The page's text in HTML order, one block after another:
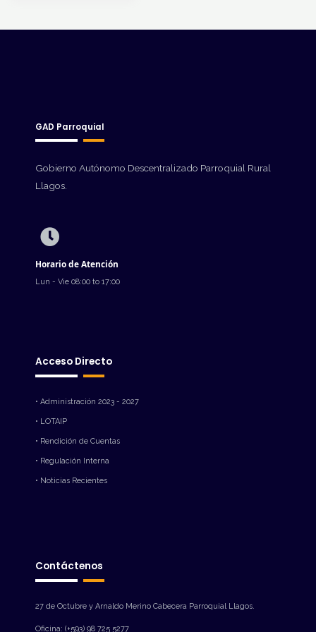
GAD Parroquial
Gobierno Autónomo Descentralizado Parroquial Rural
Llagos.
Horario de Atención
Lun - Vie 08:00 to 17:00
Acceso Directo
• Administración 2023 - 2027
• LOTAIP
• Rendición de Cuentas
• Regulación Interna
• Noticias Recientes
Contáctenos
27 de Octubre y Arnaldo Merino Cabecera Parroquial Llagos.
Oficina: (+593) 98 725 5277